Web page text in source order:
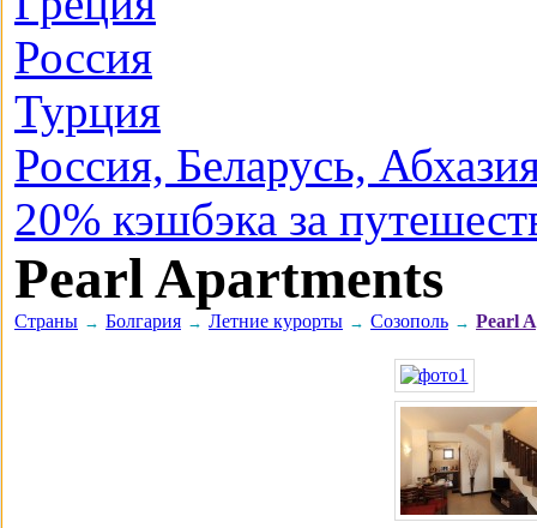
Россия
Турция
Россия, Беларусь,
20% кэшбэка за
Pearl Apartments
Страны → Болгария → Летние курорты → Созополь → Pearl